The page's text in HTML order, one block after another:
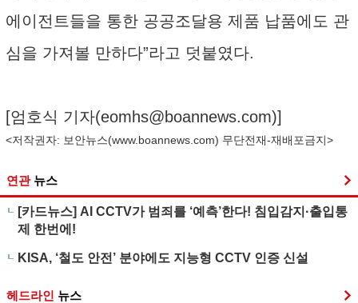
에이전트들을 통한 공공조달용 제품 납품에도 관
심을 가져볼 만하다”라고 덧붙였다.
[엄호식 기자(eomhs@boannews.com)]
<저작권자: 보안뉴스(www.boannews.com) 무단전재-재배포금지>
연관 뉴스
[카드뉴스] AI CCTV가 범죄를 ‘예측’한다! 침입감지·출입통
제 한번에!
KISA, ‘철도 안전’ 분야에도 지능형 CCTV 인증 신설
헤드라인 뉴스